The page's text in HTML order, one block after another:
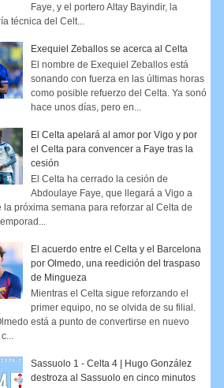
Faye, y el portero Altay Bayindir, la
técnica del Celt...
Exequiel Zeballos se acerca al Celta
El nombre de Exequiel Zeballos está
sonando con fuerza en las últimas horas
como posible refuerzo del Celta. Ya sonó
hace unos días, pero en...
El Celta apelará al amor por Vigo y por
el Celta para convencer a Faye tras la
cesión
El Celta ha cerrado la cesión de
Abdoulaye Faye, que llegará a Vigo a
la próxima semana para reforzar al Celta de
El acuerdo entre el Celta y el Barcelona
por Olmedo, una reedición del traspaso
de Mingueza
Mientras el Celta sigue reforzando el
primer equipo, no se olvida de su filial.
está a punto de convertirse en nuevo
Sassuolo 1 - Celta 4 | Hugo González
destroza al Sassuolo en cinco minutos